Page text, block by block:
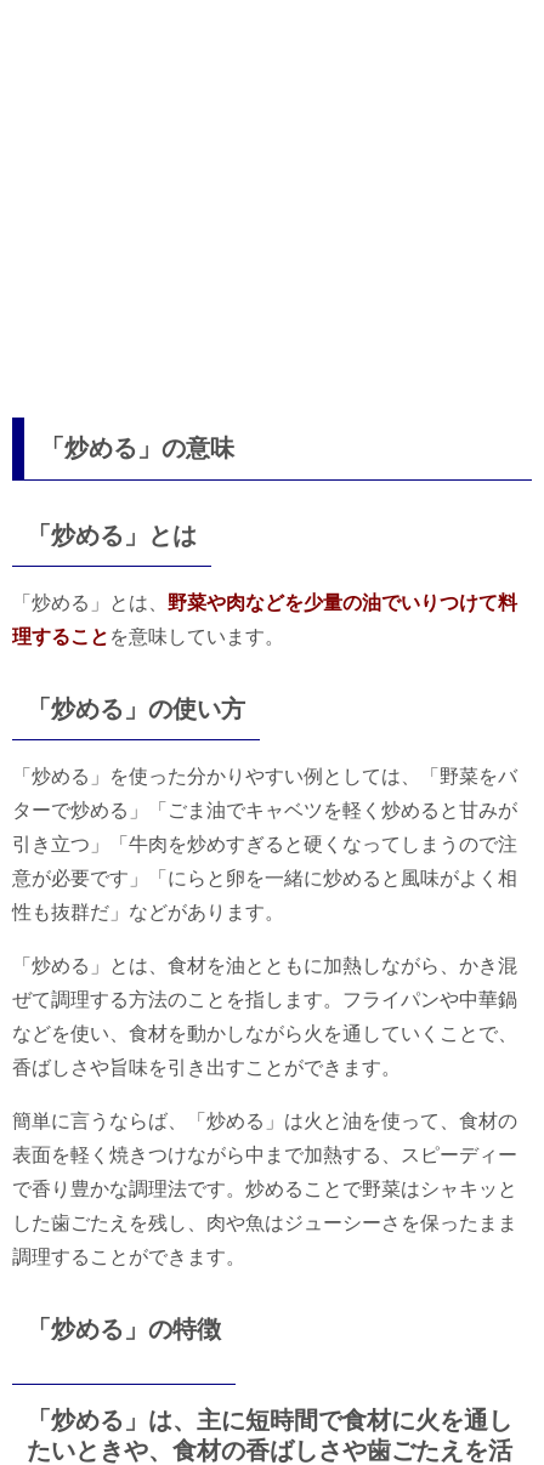
「炒める」の意味
「炒める」とは
「炒める」とは、 野菜や肉などを少量の油でいりつけて料
理すること を意味しています。
「炒める」の使い方
「炒める」を使った分かりやすい例としては、「野菜をバ
ターで炒める」「ごま油でキャベツを軽く炒めると甘みが
引き立つ」「牛肉を炒めすぎると硬くなってしまうので注
意が必要です」「にらと卵を一緒に炒めると風味がよく相
性も抜群だ」などがあります。
「炒める」とは、食材を油とともに加熱しながら、かき混
ぜて調理する方法のことを指します。フライパンや中華鍋
などを使い、食材を動かしながら火を通していくことで、
香ばしさや旨味を引き出すことができます。
簡単に言うならば、「炒める」は火と油を使って、食材の
表面を軽く焼きつけながら中まで加熱する、スピーディー
で香り豊かな調理法です。炒めることで野菜はシャキッと
した歯ごたえを残し、肉や魚はジューシーさを保ったまま
調理することができます。
「炒める」の特徴
「炒める」は、主に短時間で食材に火を通し
たいときや、食材の香ばしさや歯ごたえを活